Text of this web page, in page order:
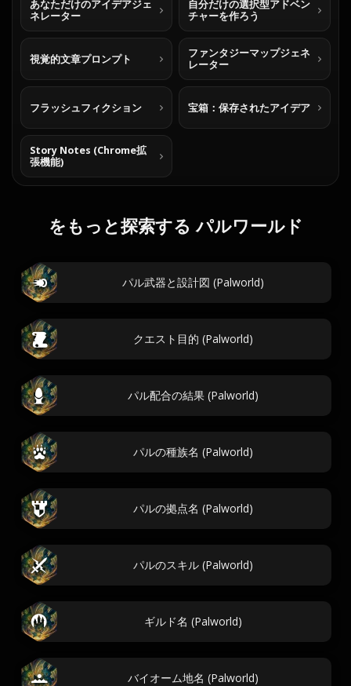
あなただけのアイデアジェ
ネレーター
自分だけの選択型アドベン
チャーを作ろう
視覚的文章プロンプト
ファンタジーマップジェネ
レーター
フラッシュフィクション 宝箱：保存されたアイデア
Story Notes (Chrome拡
張機能)
をもっと探索する パルワールド
パル武器と設計図 (Palworld)
クエスト目的 (Palworld)
パル配合の結果 (Palworld)
パルの種族名 (Palworld)
パルの拠点名 (Palworld)
パルのスキル (Palworld)
ギルド名 (Palworld)
バイオーム地名 (Palworld)